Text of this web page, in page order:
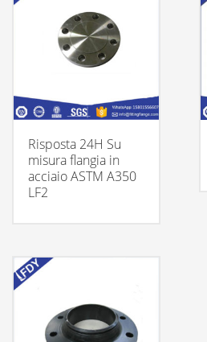
Risposta 24H Su
misura flangia in
acciaio ASTM A350
LF2